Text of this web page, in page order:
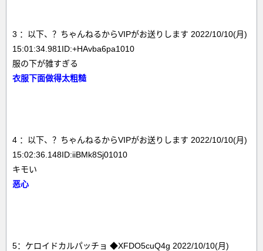
3 ：以下、？ちゃんねるからVIPがお送りします 2022/10/10(月)
15:01:34.981ID:+HAvba6pa1010
服の下が雑すぎる
衣服下面做得太粗糙
4 ：以下、？ちゃんねるからVIPがお送りします 2022/10/10(月)
15:02:36.148ID:iiBMk8Sj01010
キモい
恶心
5：ケロイドカルパッチョ ◆XFDO5cuQ4g 2022/10/10(月)